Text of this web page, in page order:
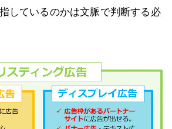
しているのかは文脈で判断する必